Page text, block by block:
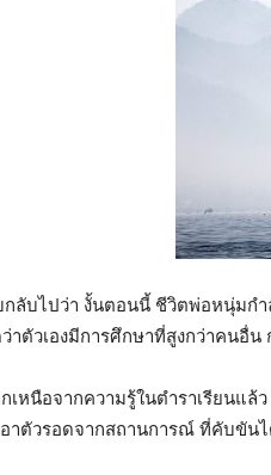
กลับไปว่า งั้นตอนนี้ ชีวิตพ่อหนุ่มกำ
ว่าตัวเองมีการศึกษาที่สูงกว่าคนอื่
กเหนือจากความรู้ในตำราเรียนแ
อาตัวรอดจากสถานการณ์ ที่คับขันไ